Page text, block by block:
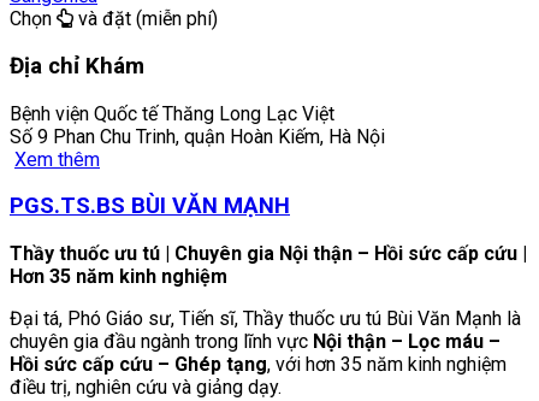
Chọn
và đặt (miễn phí)
Địa chỉ Khám
Bệnh viện Quốc tế Thăng Long Lạc Việt
Số 9 Phan Chu Trinh, quận Hoàn Kiếm, Hà Nội
Xem thêm
PGS.TS.BS BÙI VĂN MẠNH
Thầy thuốc ưu tú | Chuyên gia Nội thận – Hồi sức cấp cứu |
Hơn 35 năm kinh nghiệm
Đại tá, Phó Giáo sư, Tiến sĩ, Thầy thuốc ưu tú Bùi Văn Mạnh là
chuyên gia đầu ngành trong lĩnh vực Nội thận – Lọc máu –
Hồi sức cấp cứu – Ghép tạng, với hơn 35 năm kinh nghiệm
điều trị, nghiên cứu và giảng dạy.